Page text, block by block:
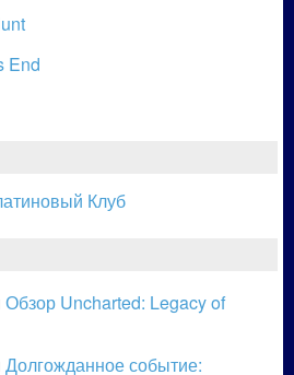
End
Обзор Uncharted: Legacy of
Долгожданное событие: